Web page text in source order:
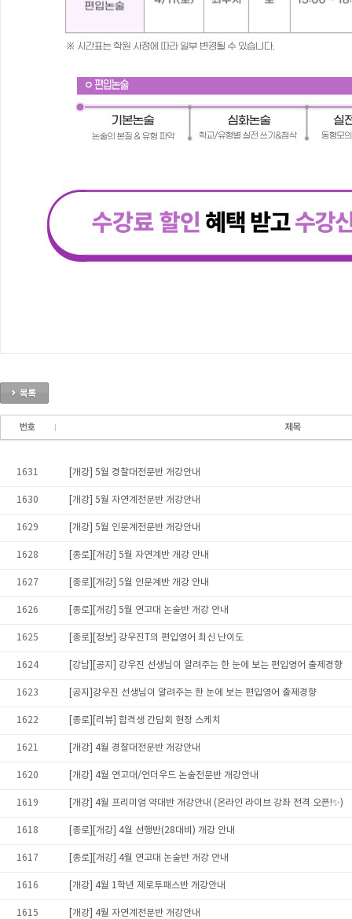
1631 [개강] 5월 경찰대전문반 개강안내
1630 [개강] 5월 자연계전문반 개강안내
1629 [개강] 5월 인문계전문반 개강안내
1628 [종로][개강] 5월 자연계반 개강 안내
1627 [종로][개강] 5월 인문계반 개강 안내
1626 [종로][개강] 5월 연고대 논술반 개강 안내
1625 [종로][정보] 강우진T의 편입영어 최신 난이도
1624 [강남][공지] 강우진 선생님이 알려주는 한 눈에 보는 편입영어 출제경향
1623 [공지]강우진 선생님이 알려주는 한 눈에 보는 편입영어 출제경향
1622 [종로][리뷰] 합격생 간담회 현장 스케치
1621 [개강] 4월 경찰대전문반 개강안내
1620 [개강] 4월 연고대/언더우드 논술전문반 개강안내
1619 [개강] 4월 프리미엄 약대반 개강안내 (온라인 라이브 강좌 전격 오픈!✨)
1618 [종로][개강] 4월 선행반(28대비) 개강 안내
1617 [종로][개강] 4월 연고대 논술반 개강 안내
1616 [개강] 4월 1학년 제로투패스반 개강안내
1615 [개강] 4월 자연계전문반 개강안내